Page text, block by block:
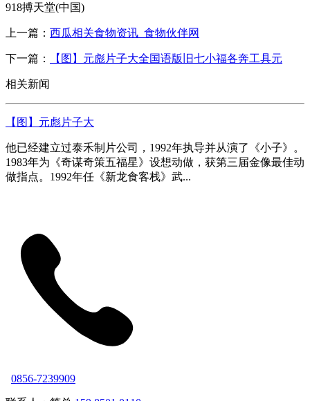
918搏天堂(中国)
上一篇： 西瓜相关食物资讯_食物伙伴网
下一篇： 【图】元彪片子大全国语版旧七小福各奔工具元
相关新闻
【图】元彪片子大
他已经建立过泰禾制片公司，1992年执导并从演了《小子》。
1983年为《奇谋奇策五福星》设想动做，获第三届金像最佳动
做指点。1992年任《新龙食客栈》武...
0856-7239909